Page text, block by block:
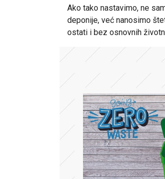
Ako tako nastavimo, ne
deponije, već nanosimo
ostati i bez osnovnih